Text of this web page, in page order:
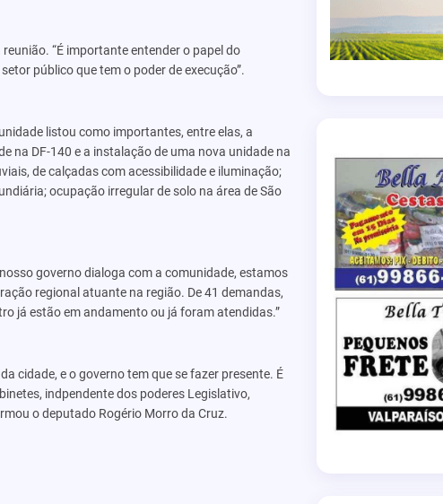
“É importante entender o papel do
público que tem o poder de execução”.
listou como importantes, entre elas, a
na DF-140 e a instalação de uma nova unidade na
de calçadas com acessibilidade e iluminação;
ocupação irregular de solo na área de São
governo dialoga com a comunidade, estamos
regional atuante na região. De 41 demandas,
já estão em andamento ou já foram atendidas.”
cidade, e o governo tem que se fazer presente. É
indpendente dos poderes Legislativo,
o deputado Rogério Morro da Cruz.